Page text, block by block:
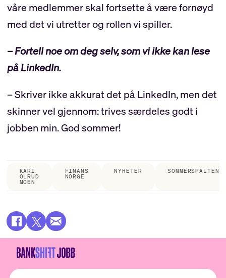
våre medlemmer skal fortsette å være fornøyd
med det vi utretter og rollen vi spiller.
– Fortell noe om deg selv, som vi ikke kan lese
på LinkedIn.
– Skriver ikke akkurat det på LinkedIn, men det
skinner vel gjennom: trives særdeles godt i
jobben min. God sommer!
KARI
OLRUD
MOEN
FINANS
NORGE
NYHETER SOMMERSPALTEN